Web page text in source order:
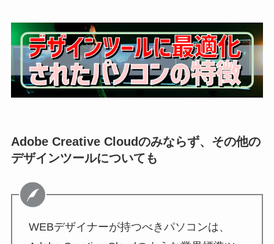
Adobe Creative Cloudのみならず、その他の
デザインツールについても
WEBデザイナーが持つべきパソコンは、